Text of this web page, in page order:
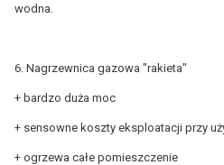
wodna.
6. Nagrzewnica gazowa "rakieta"
+ bardzo duża moc
+ sensowne koszty eksploatacji przy
+ ogrzewa całe pomieszczenie